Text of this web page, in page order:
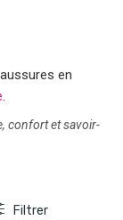
en
.
confort et savoir-
Filtrer